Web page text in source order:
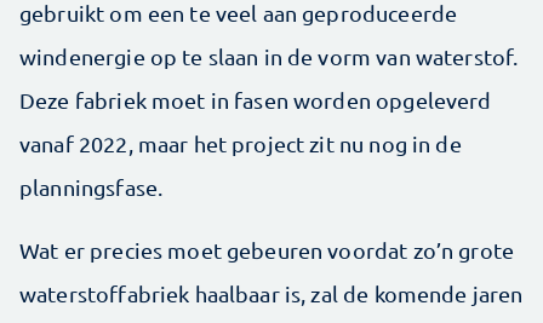
gebruikt om een te veel aan geproduceerde
windenergie op te slaan in de vorm van waterstof.
Deze fabriek moet in fasen worden opgeleverd
vanaf 2022, maar het project zit nu nog in de
planningsfase.
Wat er precies moet gebeuren voordat zo’n grote
waterstoffabriek haalbaar is, zal de komende jaren